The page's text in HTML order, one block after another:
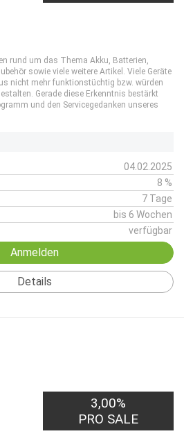
rund um das Thema Akku, Batterien,
sowie viele weitere Artikel. Viele Geräte
nicht mehr funktionstüchtig bzw. würden
Gerade diese Erkenntnis bestärkt
und den Servicegedanken unseres
04.02.2025
8 %
7 Tage
bis 6 Wochen
verfügbar
Anmelden
Details
3,00%
PRO SALE